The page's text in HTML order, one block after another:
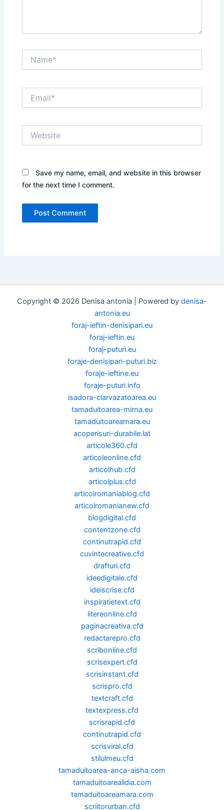
Save my name, email, and website in this browser
for the next time I comment.
Copyright © 2026 Denisa antonia | Powered by denisa-
antonia.eu
foraj-ieftin-denisipari.eu
foraj-ieftin.eu
foraj-puturi.eu
foraje-denisipari-puturi.biz
foraje-ieftine.eu
foraje-puturi.info
isadora-clarvazatoarea.eu
tamaduitoarea-mirna.eu
tamaduitoareamara.eu
acoperisuri-durabile.lat
articole360.cfd
articoleonline.cfd
articolhub.cfd
articolplus.cfd
articolromaniablog.cfd
articolromanianew.cfd
blogdigital.cfd
contentzone.cfd
continutrapid.cfd
cuvintecreative.cfd
drafturi.cfd
ideedigitale.cfd
ideiscrise.cfd
inspiratietext.cfd
litereonline.cfd
paginacreativa.cfd
redactarepro.cfd
scribonline.cfd
scrisexpert.cfd
scrisinstant.cfd
scrispro.cfd
textcraft.cfd
textexpress.cfd
scrisrapid.cfd
continutrapid.cfd
scrisviral.cfd
stilulmeu.cfd
tamaduitoarea-anca-aisha.com
tamaduitoarealidia.com
tamaduitoareamara.com
scriitorurban.cfd